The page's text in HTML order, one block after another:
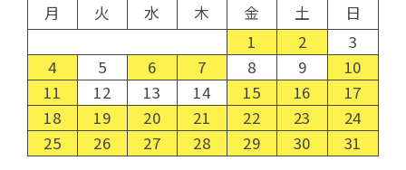
月
火 水 木 金 土
日
1
2
3
4
5 6 7 8 9
10
11
12 13 14 15 16
17
18
19 20 21 22 23
24
25
26 27 28 29 30 31